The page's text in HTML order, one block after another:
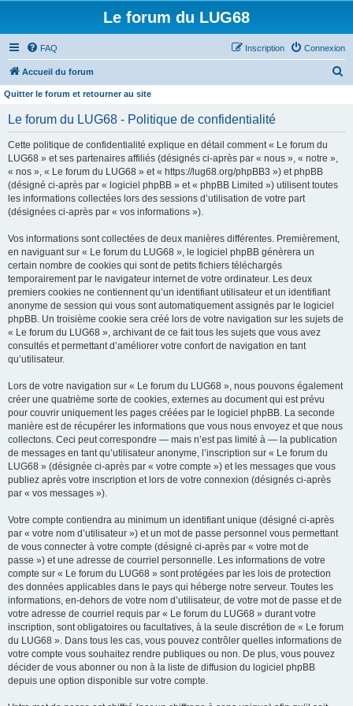
Le forum du LUG68
FAQ Connexion
Inscription
Accueil du forum
Quitter le forum et retourner au site
Le forum du LUG68 - Politique de confidentialité
Cette politique de confidentialité explique en détail comment « Le forum du
LUG68 » et ses partenaires affiliés (désignés ci-après par « nous », « notre »,
« nos », « Le forum du LUG68 » et « https://lug68.org/phpBB3 ») et phpBB
(désigné ci-après par « logiciel phpBB » et « phpBB Limited ») utilisent toutes
les informations collectées lors des sessions d’utilisation de votre part
(désignées ci-après par « vos informations »).
Vos informations sont collectées de deux manières différentes. Premièrement,
en naviguant sur « Le forum du LUG68 », le logiciel phpBB génèrera un
certain nombre de cookies qui sont de petits fichiers téléchargés
temporairement par le navigateur internet de votre ordinateur. Les deux
premiers cookies ne contiennent qu’un identifiant utilisateur et un identifiant
anonyme de session qui vous sont automatiquement assignés par le logiciel
phpBB. Un troisième cookie sera créé lors de votre navigation sur les sujets de
« Le forum du LUG68 », archivant de ce fait tous les sujets que vous avez
consultés et permettant d’améliorer votre confort de navigation en tant
qu’utilisateur.
Lors de votre navigation sur « Le forum du LUG68 », nous pouvons également
créer une quatrième sorte de cookies, externes au document qui est prévu
pour couvrir uniquement les pages créées par le logiciel phpBB. La seconde
manière est de récupérer les informations que vous nous envoyez et que nous
collectons. Ceci peut correspondre — mais n’est pas limité à — la publication
de messages en tant qu’utilisateur anonyme, l’inscription sur « Le forum du
LUG68 » (désignée ci-après par « votre compte ») et les messages que vous
publiez après votre inscription et lors de votre connexion (désignés ci-après
par « vos messages »).
Votre compte contiendra au minimum un identifiant unique (désigné ci-après
par « votre nom d’utilisateur ») et un mot de passe personnel vous permettant
de vous connecter à votre compte (désigné ci-après par « votre mot de
passe ») et une adresse de courriel personnelle. Les informations de votre
compte sur « Le forum du LUG68 » sont protégées par les lois de protection
des données applicables dans le pays qui héberge notre serveur. Toutes les
informations, en-dehors de votre nom d’utilisateur, de votre mot de passe et de
votre adresse de courriel requis par « Le forum du LUG68 » durant votre
inscription, sont obligatoires ou facultatives, à la seule discrétion de « Le forum
du LUG68 ». Dans tous les cas, vous pouvez contrôler quelles informations de
votre compte vous souhaitez rendre publiques ou non. De plus, vous pouvez
décider de vous abonner ou non à la liste de diffusion du logiciel phpBB
depuis une option disponible sur votre compte.